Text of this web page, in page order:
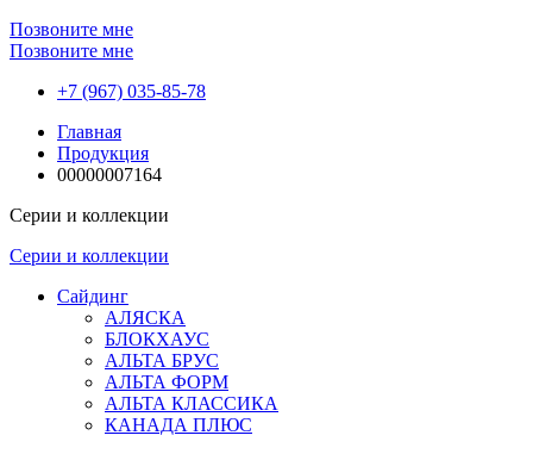
Позвоните мне
Позвоните мне
+7 (967) 035-85-78
Главная
Продукция
00000007164
Серии и коллекции
Серии и коллекции
Сайдинг
АЛЯСКА
БЛОКХАУС
АЛЬТА БРУС
АЛЬТА ФОРМ
АЛЬТА КЛАССИКА
КАНАДА ПЛЮС